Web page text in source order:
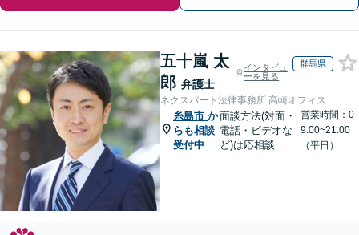
五十嵐 太
郎 弁護士
インタビュ
ーを見る
群馬県
ネクスパート法律事務所 高崎オフィス
糸島市 か
らも相談
受付中
面談方法(対面・
電話・ビデオな
ど)は応相談
営業時間：0
9:00~21:00
（平日）